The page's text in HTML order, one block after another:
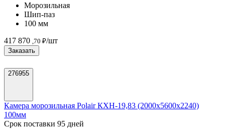
Морозильная
Шип-паз
100 мм
417 870 ,70 ₽/шт
Заказать
276955
Камера морозильная Polair КХН-19,83 (2000х5600х2240)
100мм
Срок поставки 95 дней